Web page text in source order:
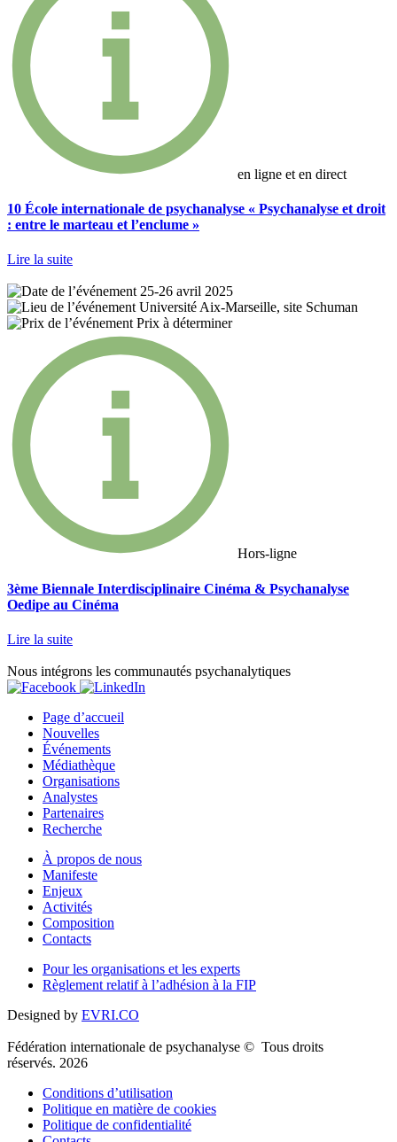
en ligne et en direct
10 École internationale de psychanalyse « Psychanalyse et droit
: entre le marteau et l’enclume »
Lire la suite
25-26 avril 2025
Université Aix-Marseille, site Schuman
Prix à déterminer
Hors-ligne
3ème Biennale Interdisciplinaire Cinéma & Psychanalyse
Oedipe au Cinéma
Lire la suite
Nous intégrons les communautés psychanalytiques
Page d’accueil
Nouvelles
Événements
Médiathèque
Organisations
Analystes
Partenaires
Recherche
À propos de nous
Manifeste
Enjeux
Activités
Composition
Contacts
Pour les organisations et les experts
Règlement relatif à l’adhésion à la FIP
Designed by EVRI.CO
Fédération internationale de psychanalyse © Tous droits
réservés. 2026
Conditions d’utilisation
Politique en matière de cookies
Politique de confidentialité